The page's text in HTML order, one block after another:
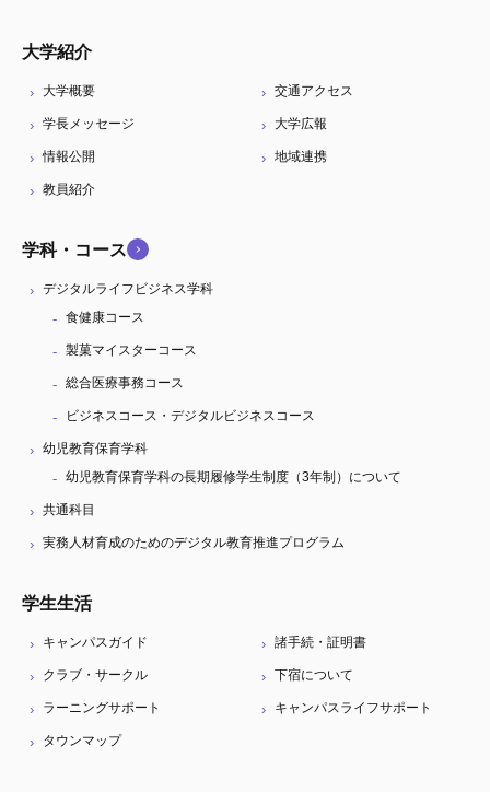
大学紹介
大学概要 交通アクセス
学長メッセージ 大学広報
情報公開 地域連携
教員紹介
学科・コース
デジタルライフビジネス学科
食健康コース
製菓マイスターコース
総合医療事務コース
ビジネスコース・デジタルビジネスコース
幼児教育保育学科
幼児教育保育学科の長期履修学生制度（3年制）について
共通科目
実務人材育成のためのデジタル教育推進プログラム
学生生活
キャンパスガイド 諸手続・証明書
クラブ・サークル 下宿について
ラーニングサポート キャンパスライフサポート
タウンマップ